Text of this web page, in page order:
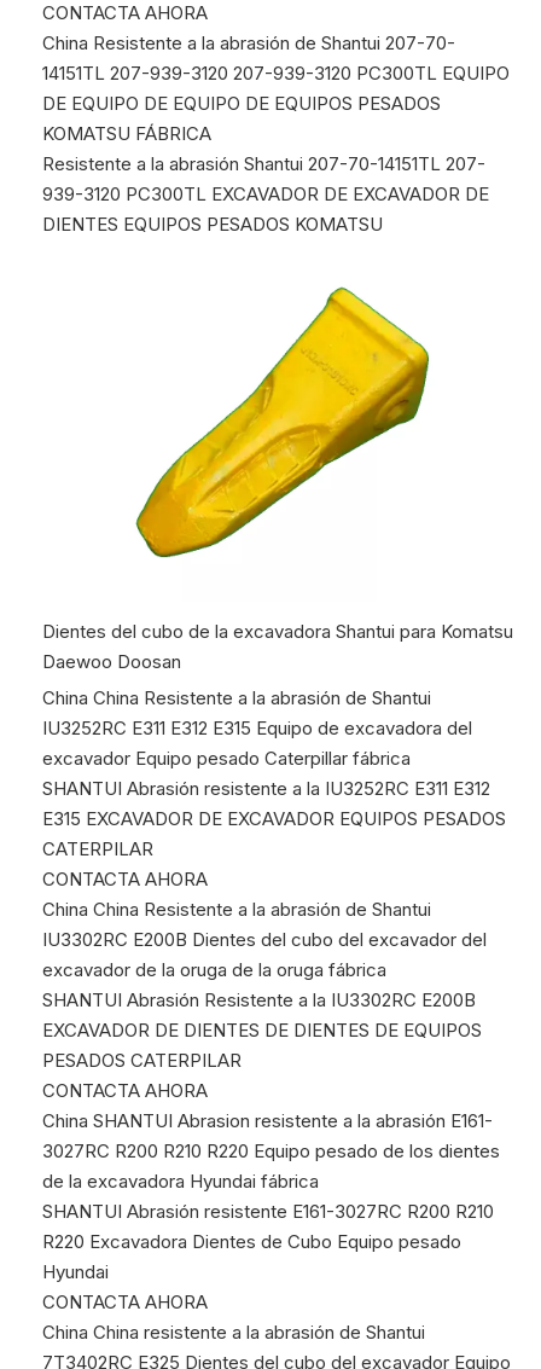
CONTACTA AHORA
China Resistente a la abrasión de Shantui 207-70-
14151TL 207-939-3120 207-939-3120 PC300TL EQUIPO
DE EQUIPO DE EQUIPO DE EQUIPOS PESADOS
KOMATSU FÁBRICA
Resistente a la abrasión Shantui 207-70-14151TL 207-
939-3120 PC300TL EXCAVADOR DE EXCAVADOR DE
DIENTES EQUIPOS PESADOS KOMATSU
Dientes del cubo de la excavadora Shantui para Komatsu
Daewoo Doosan
China China Resistente a la abrasión de Shantui
IU3252RC E311 E312 E315 Equipo de excavadora del
excavador Equipo pesado Caterpillar fábrica
SHANTUI Abrasión resistente a la IU3252RC E311 E312
E315 EXCAVADOR DE EXCAVADOR EQUIPOS PESADOS
CATERPILAR
CONTACTA AHORA
China China Resistente a la abrasión de Shantui
IU3302RC E200B Dientes del cubo del excavador del
excavador de la oruga de la oruga fábrica
SHANTUI Abrasión Resistente a la IU3302RC E200B
EXCAVADOR DE DIENTES DE DIENTES DE EQUIPOS
PESADOS CATERPILAR
CONTACTA AHORA
China SHANTUI Abrasion resistente a la abrasión E161-
3027RC R200 R210 R220 Equipo pesado de los dientes
de la excavadora Hyundai fábrica
SHANTUI Abrasión resistente E161-3027RC R200 R210
R220 Excavadora Dientes de Cubo Equipo pesado
Hyundai
CONTACTA AHORA
China China resistente a la abrasión de Shantui
7T3402RC E325 Dientes del cubo del excavador Equipo